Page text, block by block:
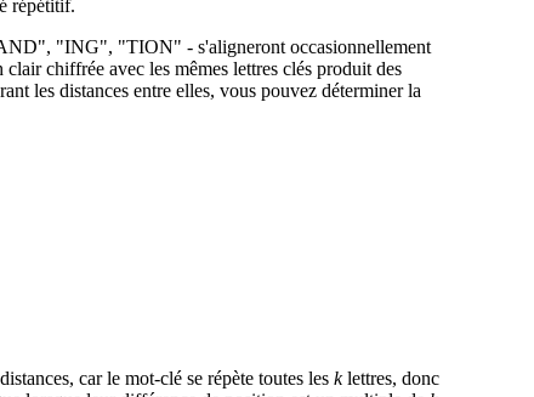
répétitif.
"ING", "TION" - s'aligneront occasionnellement
chiffrée avec les mêmes lettres clés produit des
les distances entre elles, vous pouvez déterminer la
car le mot-clé se répète toutes les klettres, donc